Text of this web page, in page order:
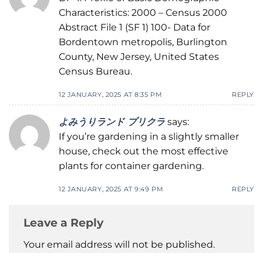
Characteristics: 2000 – Census 2000
Abstract File 1 (SF 1) 100- Data for
Bordentown metropolis, Burlington
County, New Jersey, United States
Census Bureau.
12 JANUARY, 2025 AT 8:35 PM REPLY
よみうりランド プリクラ says:
If you’re gardening in a slightly smaller
house, check out the most effective
plants for container gardening.
12 JANUARY, 2025 AT 9:49 PM REPLY
Leave a Reply
Your email address will not be published.